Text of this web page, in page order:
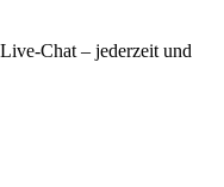
Chat – jederzeit und